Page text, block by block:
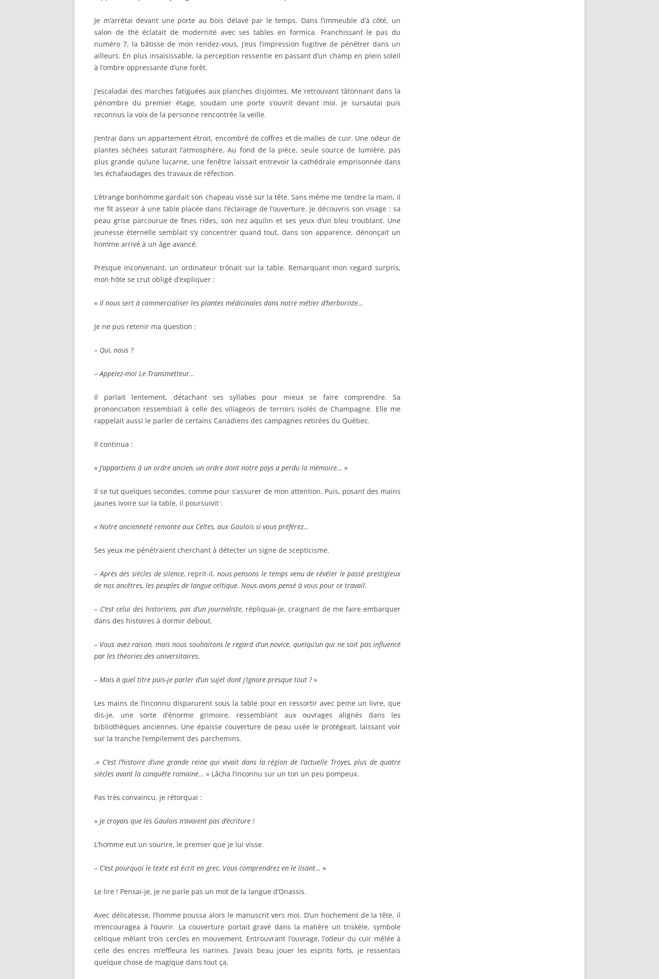
Je m’arrêtai devant une porte au bois délavé par le temps. Dans l’immeuble d’à côté, un
salon de thé éclatait de modernité avec ses tables en formica. Franchissant le pas du
numéro 7, la bâtisse de mon rendez-vous, j’eus l’impression fugitive de pénétrer dans un
ailleurs. En plus insaisissable, la perception ressentie en passant d’un champ en plein soleil
à l’ombre oppressante d’une forêt.
J’escaladai des marches fatiguées aux planches disjointes. Me retrouvant tâtonnant dans la
pénombre du premier étage, soudain une porte s’ouvrit devant moi. Je sursautai puis
reconnus la voix de la personne rencontrée la veille.
J’entrai dans un appartement étroit, encombré de coffres et de malles de cuir. Une odeur de
plantes séchées saturait l’atmosphère. Au fond de la pièce, seule source de lumière, pas
plus grande qu’une lucarne, une fenêtre laissait entrevoir la cathédrale emprisonnée dans
les échafaudages des travaux de réfection.
L’étrange bonhomme gardait son chapeau vissé sur la tête. Sans même me tendre la main, il
me fit asseoir à une table placée dans l’éclairage de l’ouverture. Je découvris son visage : sa
peau grise parcourue de fines rides, son nez aquilin et ses yeux d’un bleu troublant. Une
jeunesse éternelle semblait s’y concentrer quand tout, dans son apparence, dénonçait un
homme arrivé à un âge avancé.
Presque inconvenant, un ordinateur trônait sur la table. Remarquant mon regard surpris,
mon hôte se crut obligé d’expliquer :
« Il nous sert à commercialiser les plantes médicinales dans notre métier d’herboriste…
Je ne pus retenir ma question :
– Qui, nous ?
–Appelez-moi Le Transmetteur…
Il parlait lentement, détachant ses syllabes pour mieux se faire comprendre. Sa
prononciation ressemblait à celle des villageois de terroirs isolés de Champagne. Elle me
rappelait aussi le parler de certains Canadiens des campagnes retirées du Québec.
Il continua :
« J’appartiens à un ordre ancien, un ordre dont notre pays a perdu la mémoire… »
Il se tut quelques secondes, comme pour s’assurer de mon attention. Puis, posant des mains
jaunes ivoire sur la table, il poursuivit :
« Notre ancienneté remonte aux Celtes, aux Gaulois si vous préférez…
Ses yeux me pénétraient cherchant à détecter un signe de scepticisme.
–Après des siècles de silence, reprit-il, nous pensons le temps venu de révéler le passé prestigieux
de nos ancêtres, les peuples de langue celtique. Nous avons pensé à vous pour ce travail.
– C’est celui des historiens, pas d’un journaliste, répliquai-je, craignant de me faire embarquer
dans des histoires à dormir debout.
– Vous avez raison, mais nous souhaitons le regard d’un novice, quelqu’un qui ne soit pas influencé
par les théories des universitaires.
– Mais à quel titre puis-je parler d’un sujet dont j’ignore presque tout ?»
Les mains de l’inconnu disparurent sous la table pour en ressortir avec peine un livre, que
dis-je, une sorte d’énorme grimoire, ressemblant aux ouvrages alignés dans les
bibliothèques anciennes. Une épaisse couverture de peau usée le protégeait, laissant voir
sur la tranche l’empilement des parchemins.
.« C’est l’histoire d’une grande reine qui vivait dans la région de l’actuelle Troyes, plus de quatre
siècles avant la conquête romaine… » Lâcha l’inconnu sur un ton un peu pompeux.
Pas très convaincu, je rétorquai :
« Je croyais que les Gaulois n’avaient pas d’écriture !
L’homme eut un sourire, le premier que je lui visse.
– C’est pourquoi le texte est écrit en grec. Vous comprendrez en le lisant… »
Le lire ! Pensai-je, je ne parle pas un mot de la langue d’Onassis.
Avec délicatesse, l’homme poussa alors le manuscrit vers moi. D’un hochement de la tête, il
m’encouragea à l’ouvrir. La couverture portait gravé dans la matière un triskèle, symbole
celtique mêlant trois cercles en mouvement. Entrouvrant l’ouvrage, l’odeur du cuir mêlée à
celle des encres m’effleura les narines. J’avais beau jouer les esprits forts, je ressentais
quelque chose de magique dans tout ça.